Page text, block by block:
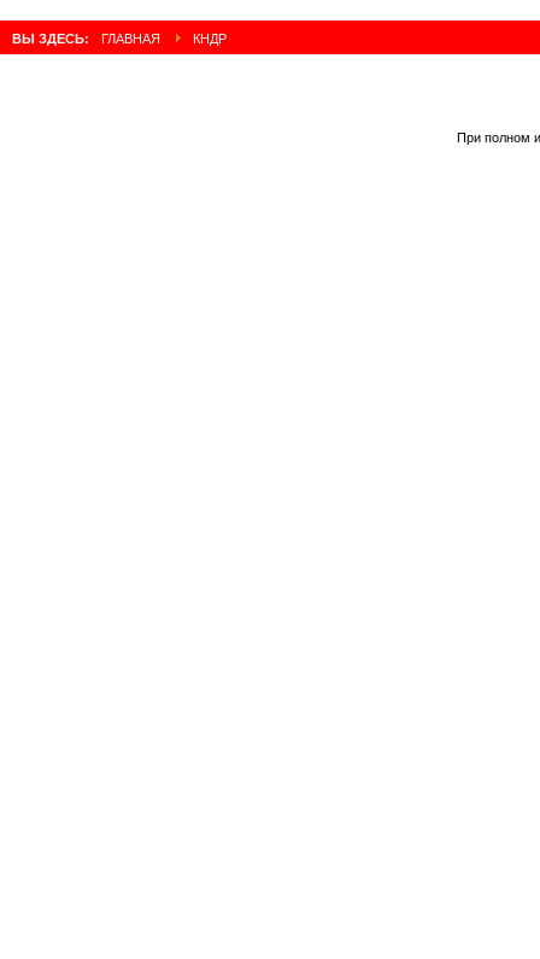
ВЫ ЗДЕСЬ: ГЛАВНАЯ КНДР
При полном